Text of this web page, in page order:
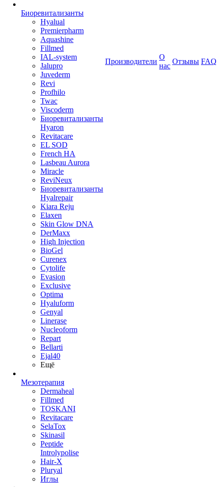
Биоревитализанты
Hyalual
Premierpharm
Aquashine
Fillmed
IAL-system
Jalupro
Juvederm
Revi
Profhilo
Twac
Viscoderm
Биоревитализанты
Hyaron
Revitacare
EL SOD
French HA
Lasbeau Aurora
Miracle
ReviNeux
Биоревитализанты
Hyalrepair
Kiara Reju
Elaxen
Skin Glow DNA
DerMaxx
High Injection
BioGel
Curenex
Cytolife
Evasion
Exclusive
Optima
Hyaluform
Genyal
Linerase
Nucleoform
Repart
Bellarti
Ejal40
Ещё
Мезотерапия
Dermaheal
Fillmed
TOSKANI
Revitacare
SelaTox
Skinasil
Peptide
Introlypolise
Hair-X
Pluryal
Иглы
Производители
О
нас
Отзывы FAQ